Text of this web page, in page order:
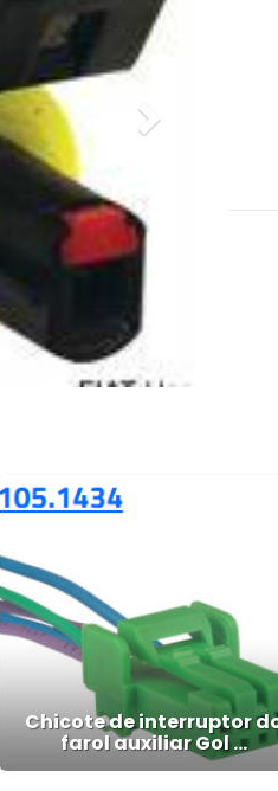
Chicote de interruptor
farol auxiliar Gol ...